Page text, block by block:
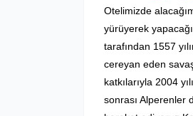
Otelimizde
yürüyerek
tarafından 1557
cereyan eden
katkılarıyla 2004
sonrası Alperenler